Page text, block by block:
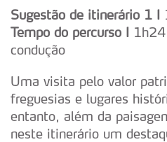
Sugestão de itinerário 1 I
Tempo do percurso I
condução
Uma visita pelo valor
freguesias e lugares
entanto, além da
neste itinerário um